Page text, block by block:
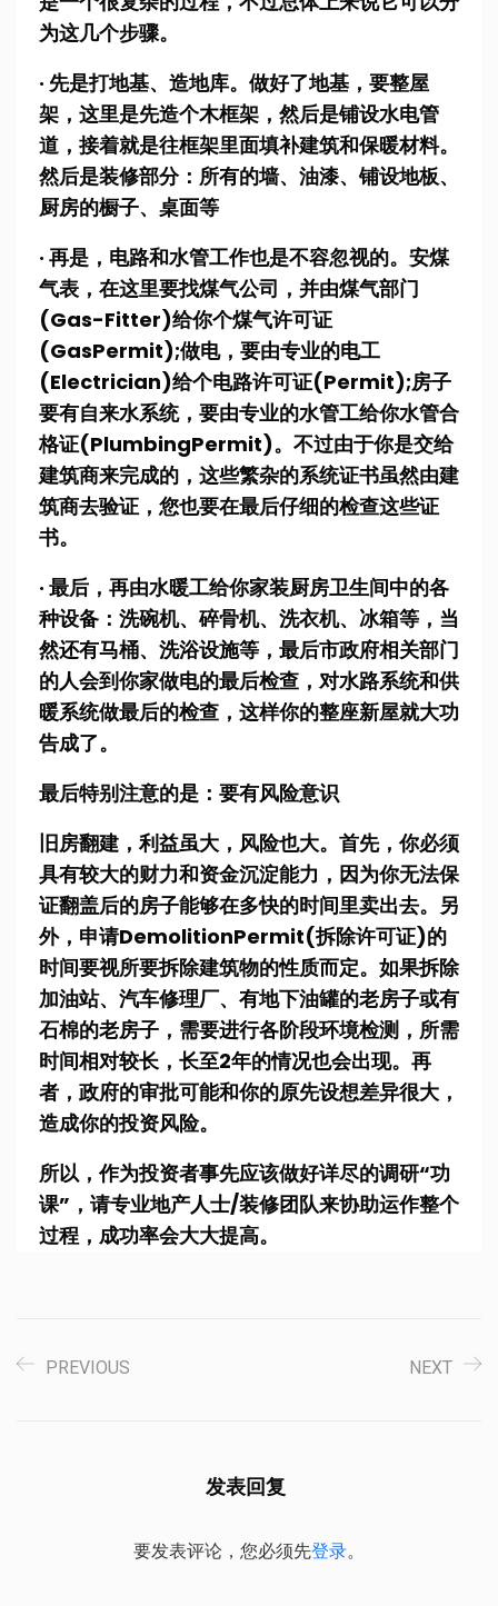
为这几个步骤。
· 先是打地基、造地库。做好了地基，要整屋
架，这里是先造个木框架，然后是铺设水电管
道，接着就是往框架里面填补建筑和保暖材料。
然后是装修部分：所有的墙、油漆、铺设地板、
厨房的橱子、桌面等
· 再是，电路和水管工作也是不容忽视的。安煤
气表，在这里要找煤气公司，并由煤气部门
(Gas-Fitter)给你个煤气许可证
(GasPermit);做电，要由专业的电工
(Electrician)给个电路许可证(Permit);房子
要有自来水系统，要由专业的水管工给你水管合
格证(PlumbingPermit)。不过由于你是交给
建筑商来完成的，这些繁杂的系统证书虽然由建
筑商去验证，您也要在最后仔细的检查这些证
书。
· 最后，再由水暖工给你家装厨房卫生间中的各
种设备：洗碗机、碎骨机、洗衣机、冰箱等，当
然还有马桶、洗浴设施等，最后市政府相关部门
的人会到你家做电的最后检查，对水路系统和供
暖系统做最后的检查，这样你的整座新屋就大功
告成了。
最后特别注意的是：要有风险意识
旧房翻建，利益虽大，风险也大。首先，你必须
具有较大的财力和资金沉淀能力，因为你无法保
证翻盖后的房子能够在多快的时间里卖出去。另
外，申请DemolitionPermit(拆除许可证)的
时间要视所要拆除建筑物的性质而定。如果拆除
加油站、汽车修理厂、有地下油罐的老房子或有
石棉的老房子，需要进行各阶段环境检测，所需
时间相对较长，长至2年的情况也会出现。再
者，政府的审批可能和你的原先设想差异很大，
造成你的投资风险。
所以，作为投资者事先应该做好详尽的调研“功
课”，请专业地产人士/装修团队来协助运作整个
过程，成功率会大大提高。
PREVIOUS NEXT
发表回复
要发表评论，您必须先登录。